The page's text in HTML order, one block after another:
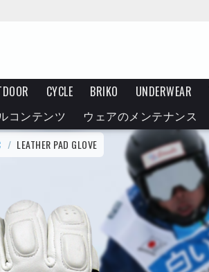
CYCLE BRIKO UNDERWEAR
コンテンツ
ウェアのメンテナンス
/ LEATHER PAD GLOVE